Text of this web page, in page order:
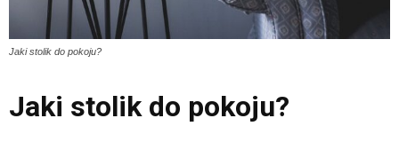
Jaki stolik do pokoju?
Jaki stolik do pokoju?